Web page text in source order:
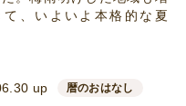
て、いよいよ本格的な夏
up 暦のおはなし